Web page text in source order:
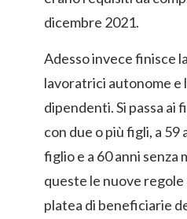
dicembre 2021.
Adesso invece finisce
lavoratrici autonome e
dipendenti. Si passa ai
con due o più figli, a 59
figlio e a 60 anni senza
queste le nuove
platea di beneficiarie